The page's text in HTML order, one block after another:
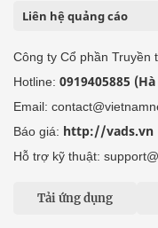
Liên hệ quảng cáo
Công ty Cổ phần Truyền
Hotline: 0919405885
Email:
Báo giá: http://vads.vn
Hỗ trợ kỹ thuật:
Tải ứng dụng